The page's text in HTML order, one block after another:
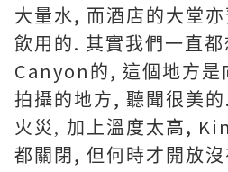
大量水, 而酒店的大堂
飲用的. 其實我們一直都
Canyon 的, 這個地方是
拍攝的地方, 聽聞很美的.
火災, 加上溫度太高,
都關閉 , 但何時才開放